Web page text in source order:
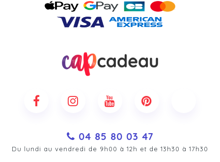
04 85 80 03 47
Du lundi au vendredi de 9h00 à 12h et de 13h30 à 17h30